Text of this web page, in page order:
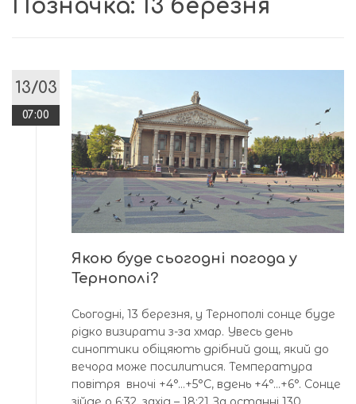
Позначка: 13 березня
13/03
07:00
Якою буде сьогодні погода у
Тернополі?
Сьогодні, 13 березня, у Тернополі сонце буде
рідко визирати з-за хмар. Увесь день
синоптики обіцяють дрібний дощ, який до
вечора може посилитися. Температура
повітря вночі +4°…+5°С, вдень +4°…+6°. Сонце